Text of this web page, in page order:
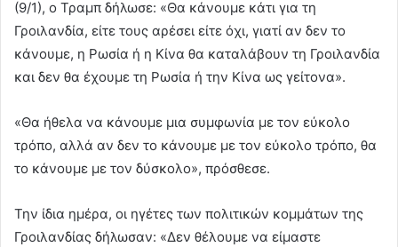
(9/1), ο Τραμπ δήλωσε: «Θα κάνουμε κάτι για τη
Γροιλανδία, είτε τους αρέσει είτε όχι, γιατί αν δεν το
κάνουμε, η Ρωσία ή η Κίνα θα καταλάβουν τη Γροιλανδία
και δεν θα έχουμε τη Ρωσία ή την Κίνα ως γείτονα».
«Θα ήθελα να κάνουμε μια συμφωνία με τον εύκολο
τρόπο, αλλά αν δεν το κάνουμε με τον εύκολο τρόπο, θα
το κάνουμε με τον δύσκολο», πρόσθεσε.
Την ίδια ημέρα, οι ηγέτες των πολιτικών κομμάτων της
Γροιλανδίας δήλωσαν: «Δεν θέλουμε να είμαστε